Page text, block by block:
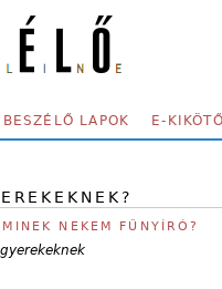
BESZÉLŐ LAPOK E-KIKÖTŐ
NEKEM FŰNYÍRÓ?